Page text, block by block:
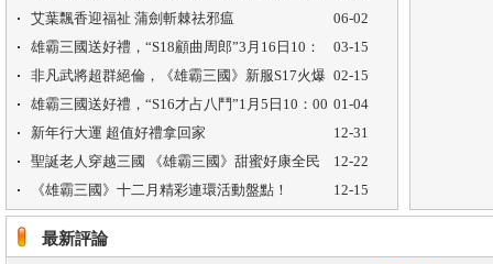
為快
艾葉飄香迎福祉 蒲劍斬棘祛邪瘟
06-02
雄霸三國送好禮，“S18顧曲周郎”3月16日10：
00火爆開啟
03-15
非凡武將超群絕倫，《雄霸三國》新服S17火爆
開啟！
02-15
雄霸三國送好禮，“S16才占八鬥”1月5日10：00
火爆開啟
01-04
新年行大運 超值好禮拿回家
12-31
聖誕老人穿越三國 《雄霸三國》甜蜜好康全民
大放送
12-22
《雄霸三國》十二月精彩連環活動盤點！
12-15
最新評論